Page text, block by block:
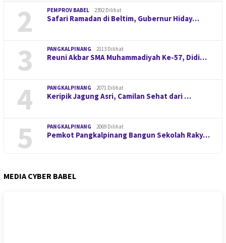
2 PEMPROV BABEL 2392 Dilihat
Safari Ramadan di Beltim, Gubernur Hiday…
3 PANGKALPINANG 2113 Dilihat
Reuni Akbar SMA Muhammadiyah Ke-57, Didi…
4 PANGKALPINANG 2071 Dilihat
Keripik Jagung Asri, Camilan Sehat dari …
5 PANGKALPINANG 2069 Dilihat
Pemkot Pangkalpinang Bangun Sekolah Raky…
MEDIA CYBER BABEL